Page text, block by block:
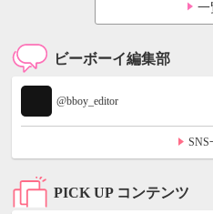
一
ビーボーイ編集部
@bboy_editor
SNS
PICK UP コンテンツ